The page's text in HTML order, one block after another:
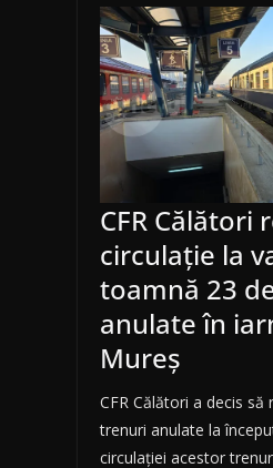
CFR Călători
circulație la
toamnă 23
anulate în
Mureș
CFR Călători a decis
trenuri anulate la
circulației acestor